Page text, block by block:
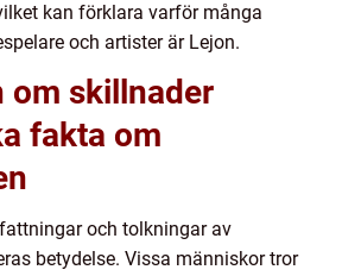
kan förklara varför många
och artister är Lejon.
om skillnader
fakta om
och tolkningar av
betydelse. Vissa människor tror